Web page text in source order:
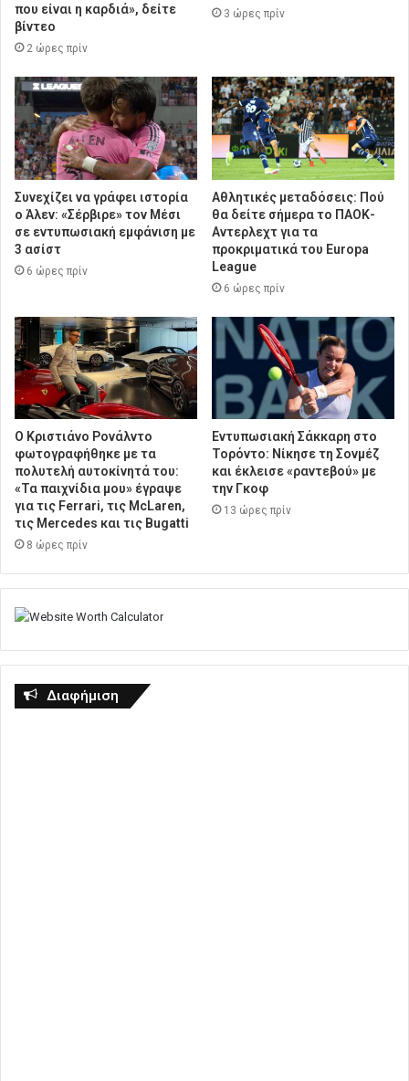
που είναι η καρδιά», δείτε
βίντεο
2 ώρες πρίν
3 ώρες πρίν
Συνεχίζει να γράφει ιστορία
ο Άλεν: «Σέρβιρε» τον Μέσι
σε εντυπωσιακή εμφάνιση με
3 ασίστ
6 ώρες πρίν
Αθλητικές μεταδόσεις: Πού
θα δείτε σήμερα το ΠΑΟΚ-
Αντερλεχτ για τα
προκριματικά του Europa
League
6 ώρες πρίν
Ο Κριστιάνο Ρονάλντο
φωτογραφήθηκε με τα
πολυτελή αυτοκίνητά του:
«Τα παιχνίδια μου» έγραψε
για τις Ferrari, τις McLaren,
τις Mercedes και τις Bugatti
8 ώρες πρίν
Εντυπωσιακή Σάκκαρη στο
Τορόντο: Νίκησε τη Σονμέζ
και έκλεισε «ραντεβού» με
την Γκοφ
13 ώρες πρίν
Διαφήμιση